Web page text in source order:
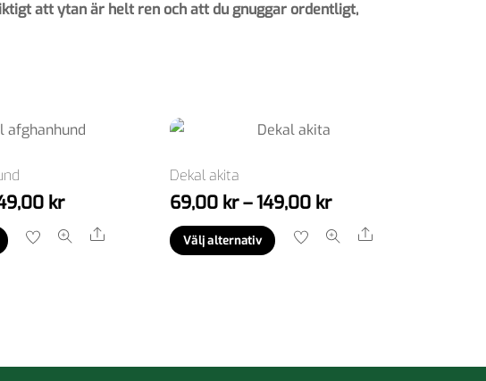
att ytan är helt ren och att du gnuggar ordentligt,
krPrisintervall:
69,00 kr
till
Den
Share
Dekal akita
69,00 kr–149,00 krPrisintervall:
69,00 kr
till
Välj alternativ
Den
Share